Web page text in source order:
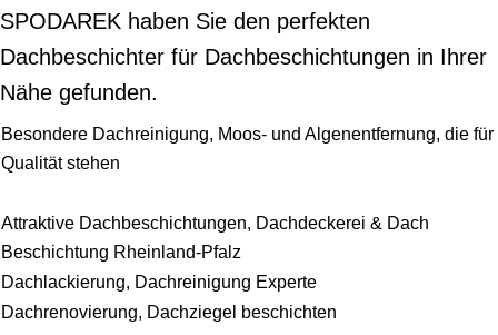
SPODAREK haben Sie den perfekten
Dachbeschichter für Dachbeschichtungen in Ihrer
Nähe gefunden.
Besondere Dachreinigung, Moos- und Algenentfernung, die für
Qualität stehen
Attraktive Dachbeschichtungen, Dachdeckerei & Dach
Beschichtung Rheinland-Pfalz
Dachlackierung, Dachreinigung Experte
Dachrenovierung, Dachziegel beschichten